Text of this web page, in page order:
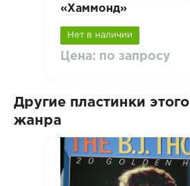
«Хаммонд»
Нет в наличии
Цена: по запросу
Другие пластинки этого
жанра